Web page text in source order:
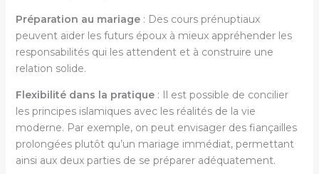
Préparation au mariage: Des cours prénuptiaux
peuvent aider les futurs époux à mieux appréhender les
responsabilités qui les attendent et à construire une
relation solide.
Flexibilité dans la pratique: Il est possible de concilier
les principes islamiques avec les réalités de la vie
moderne. Par exemple, on peut envisager des fiançailles
prolongées plutôt qu’un mariage immédiat, permettant
ainsi aux deux parties de se préparer adéquatement.